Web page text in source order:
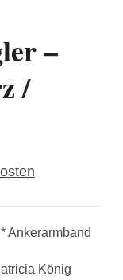
–
/
Ankerarmband
König